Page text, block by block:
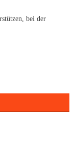
bei der